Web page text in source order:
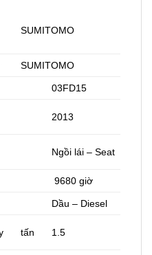
SUMITOMO
SUMITOMO
03FD15
2013
Ngồi lái – Seat
9680 giờ
Dầu – Diesel
tấn 1.5